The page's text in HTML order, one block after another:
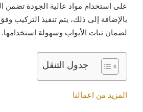
على استخدام مواد عالية الجودة تضمن
بالإضافة إلى ذلك، يتم تنفيذ التركيب
لضمان ثبات الأبواب وسهولة استخدامها.
جدول التنقل
المزيد من اعمالنا